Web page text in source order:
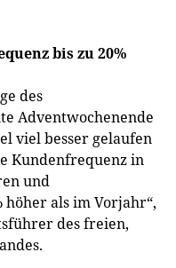
bis zu 20%
des
Adventwochenende
viel besser gelaufen
Kundenfrequenz in
und
höher als im Vorjahr“,
des freien,